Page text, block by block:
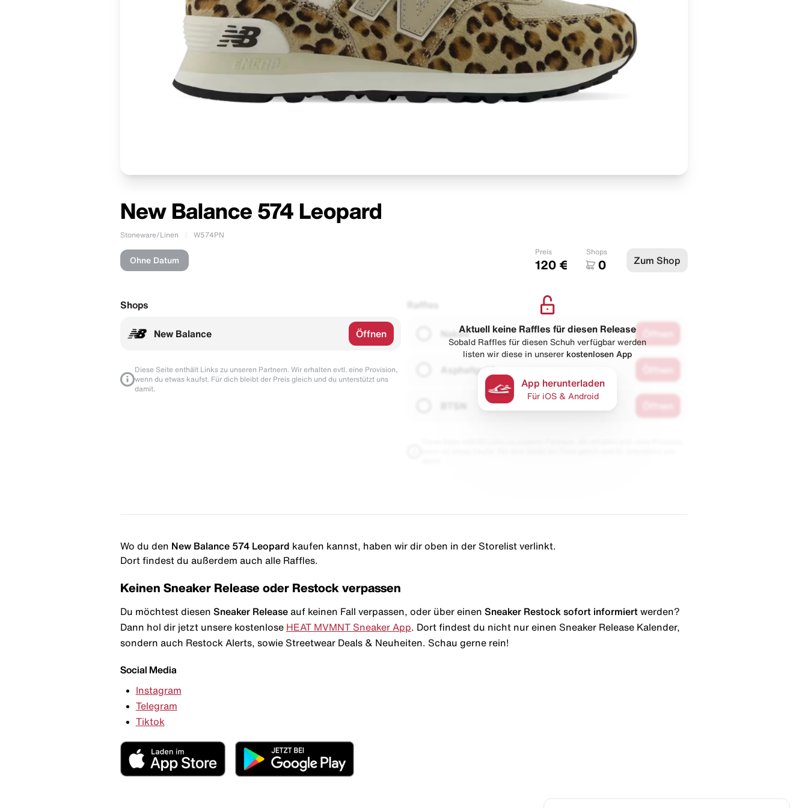
New Balance 574 Leopard
Stoneware/Linen W574PN
Ohne Datum
Preis
120 €
Shops
0 Zum Shop
Shops
New Balance Öffnen
Diese Seite enthält Links zu unseren Partnern. Wir erhalten evtl. eine Provision,
wenn du etwas kaufst. Für dich bleibt der Preis gleich und du unterstützt uns
damit.
Raffles
Naked
Asphaltgold
Aktuell keine Raffles für diesen Release
Sobald Raffles für diesen Schuh verfügbar werden
listen wir diese in unserer kostenlosen App
App herunterladen
Für iOS & Android
Wo du den New Balance 574 Leopard kaufen kannst, haben wir dir oben in der Storelist verlinkt.
Dort findest du außerdem auch alle Raffles.
Keinen Sneaker Release oder Restock verpassen
Du möchtest diesen Sneaker Release auf keinen Fall verpassen, oder über einen Sneaker Restock sofort informiert werden?
Dann hol dir jetzt unsere kostenlose HEAT MVMNT Sneaker App . Dort findest du nicht nur einen Sneaker Release Kalender,
sondern auch Restock Alerts, sowie Streetwear Deals & Neuheiten. Schau gerne rein!
Social Media
Instagram
Telegram
Tiktok